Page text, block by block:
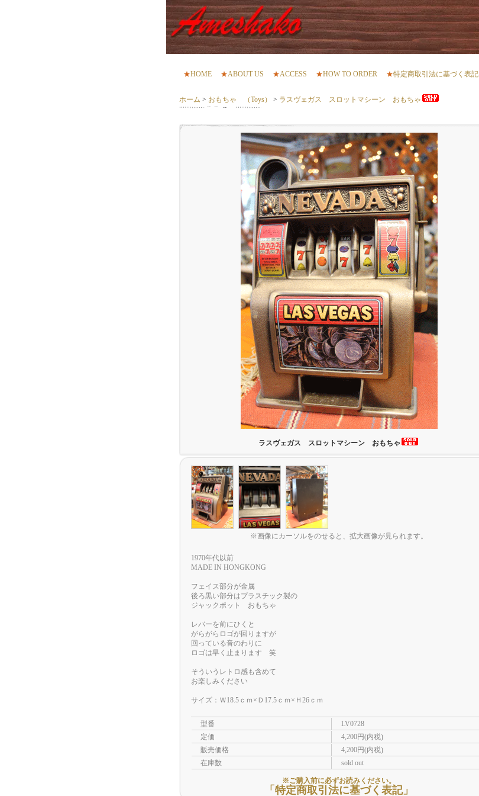
★HOME ★ABOUT US ★ACCESS ★HOW TO ORDER ★特定商取引法に基づく表記
ホーム > おもちゃ （Toys） > ラスヴェガス スロットマシーン おもちゃ
ラスヴェガス スロットマシーン おもちゃ
※画像にカーソルをのせると、拡大画像が見られます。
1970年代以前
MADE IN HONGKONG
フェイス部分が金属
後ろ黒い部分はプラスチック製の
ジャックポット おもちゃ
レバーを前にひくと
がらがらロゴが回りますが
回っている音のわりに
ロゴは早く止まります 笑
そういうレトロ感も含めて
お楽しみください
サイズ：Ｗ18.5ｃｍ×Ｄ17.5ｃｍ×Ｈ26ｃｍ
型番
LV0728
定価
4,200円(内税)
販売価格
4,200円(内税)
在庫数
sold out
※ご購入前に必ずお読みください。
「特定商取引法に基づく表記」